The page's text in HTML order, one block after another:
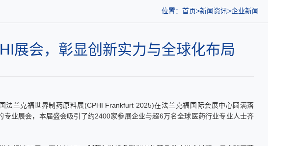
位置： 首页 新闻资讯 企业新闻
展会，彰显创新实力与全球化布局
兰克福世界制药原料展(CPHI Frankfurt 2025)在法兰克福国际会展中心圆满落
业展会，本届盛会吸引了约2400家参展企业与超6万名全球医药行业专业人士齐